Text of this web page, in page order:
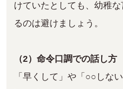
けていたとしても、幼稚
るのは避けましょう。
（2）命令口調での話し方
「早くして」や「○○しな